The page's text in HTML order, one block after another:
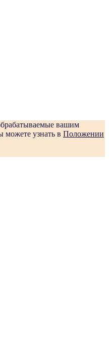
вашим
можете узнать в Положении